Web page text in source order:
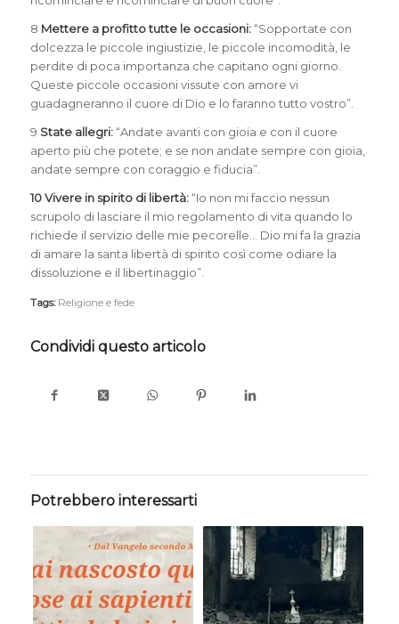
8 Mettere a profitto tutte le occasioni:“Sopportate con
dolcezza le piccole ingiustizie, le piccole incomodità, le
perdite di poca importanza che capitano ogni giorno.
Queste piccole occasioni vissute con amore vi
guadagneranno il cuore di Dio e lo faranno tutto vostro”.
9 State allegri:“Andate avanti con gioia e con il cuore
aperto più che potete; e se non andate sempre con gioia,
andate sempre con coraggio e fiducia”.
10 Vivere in spirito di libertà:“Io non mi faccio nessun
scrupolo di lasciare il mio regolamento di vita quando lo
richiede il servizio delle mie pecorelle… Dio mi fa la grazia
di amare la santa libertà di spirito così come odiare la
dissoluzione e il libertinaggio”.
Tags: Religione e fede
Condividi questo articolo
Potrebbero interessarti